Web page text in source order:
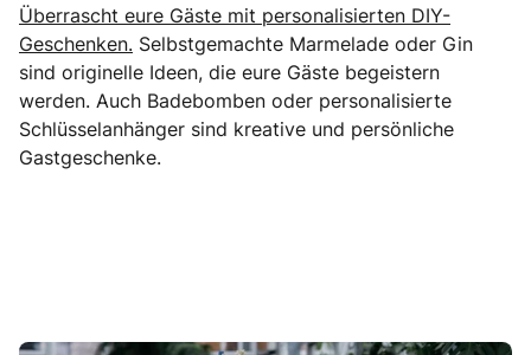
Überrascht eure Gäste mit personalisierten DIY-
Geschenken. Selbstgemachte Marmelade oder Gin
sind originelle Ideen, die eure Gäste begeistern
werden. Auch Badebomben oder personalisierte
Schlüsselanhänger sind kreative und persönliche
Gastgeschenke.